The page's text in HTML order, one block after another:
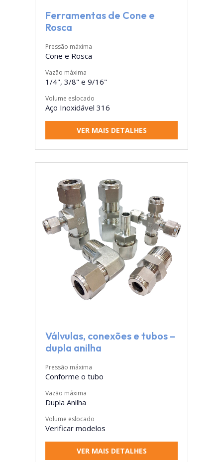
Ferramentas de Cone e
Rosca
Pressão máxima
Cone e Rosca
Vazão máxima
1/4", 3/8" e 9/16"
Volume eslocado
Aço Inoxidável 316
VER MAIS DETALHES
Válvulas, conexões e tubos –
dupla anilha
Pressão máxima
Conforme o tubo
Vazão máxima
Dupla Anilha
Volume eslocado
Verificar modelos
VER MAIS DETALHES